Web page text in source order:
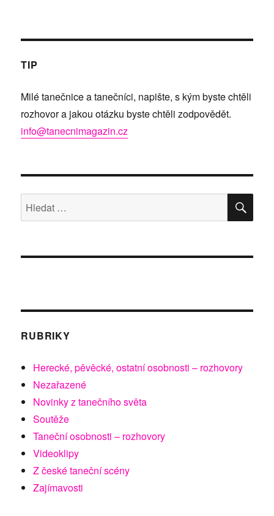
TIP
Milé tanečnice a tanečníci, napište, s kým byste chtěli
rozhovor a jakou otázku byste chtěli zodpovědět.
info@tanecnimagazin.cz
Hledat:
RUBRIKY
Herecké, pěvěcké, ostatní osobnosti – rozhovory
Nezařazené
Novinky z tanečního světa
Soutěže
Taneční osobnosti – rozhovory
Videoklipy
Z české taneční scény
Zajímavosti